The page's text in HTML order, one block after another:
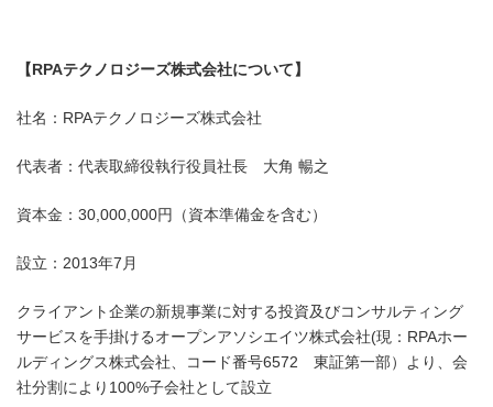
【RPAテクノロジーズ株式会社について】
社名：RPAテクノロジーズ株式会社
代表者：代表取締役執行役員社長 大角 暢之
資本金：30,000,000円（資本準備金を含む）
設立：2013年7月
クライアント企業の新規事業に対する投資及びコンサルティング
サービスを手掛けるオープンアソシエイツ株式会社(現：RPAホー
ルディングス株式会社、コード番号6572 東証第一部）より、会
社分割により100%子会社として設立